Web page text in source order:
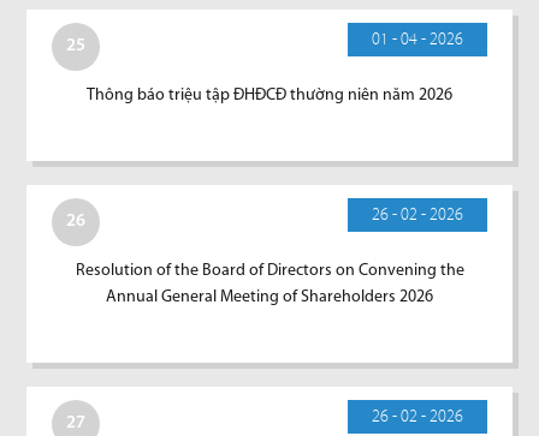
25 01 - 04 - 2026
Thông báo triệu tập ĐHĐCĐ thường niên năm 2026
26 26 - 02 - 2026
Resolution of the Board of Directors on Convening the
Annual General Meeting of Shareholders 2026
27 26 - 02 - 2026